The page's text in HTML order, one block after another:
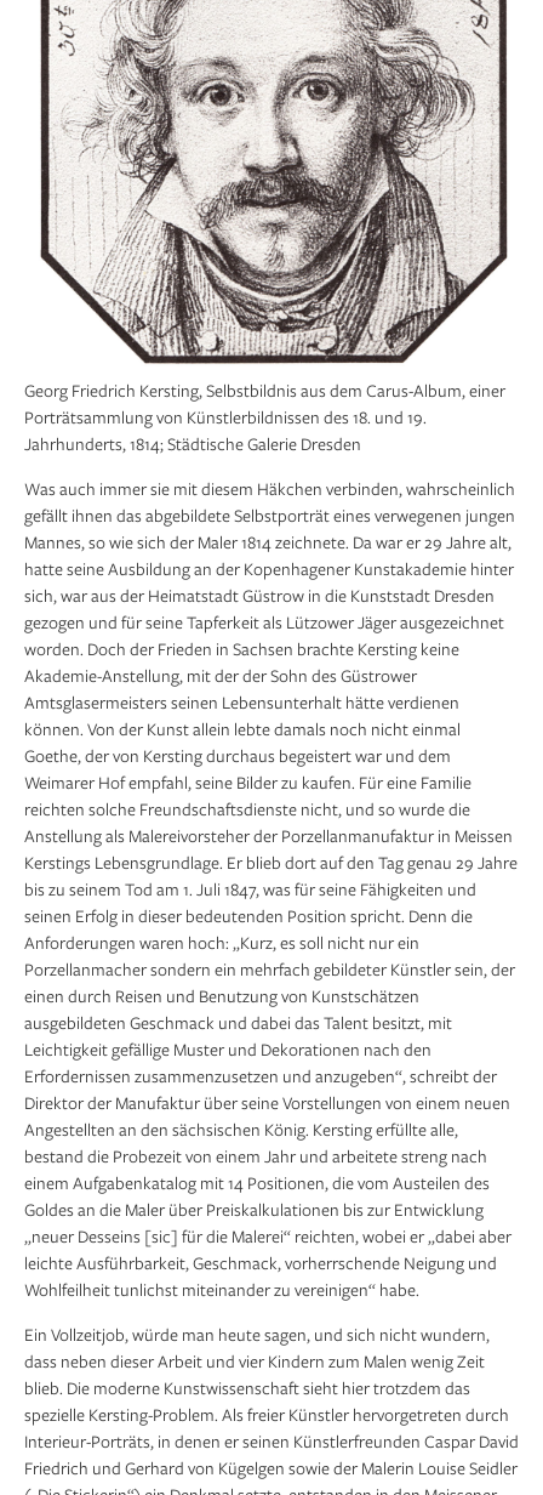
Georg Friedrich Kersting, Selbstbildnis aus dem Carus-Album, einer
Porträtsammlung von Künstlerbildnissen des 18. und 19.
Jahrhunderts, 1814; Städtische Galerie Dresden
Was auch immer sie mit diesem Häkchen verbinden, wahrscheinlich
gefällt ihnen das abgebildete Selbstporträt eines verwegenen jungen
Mannes, so wie sich der Maler 1814 zeichnete. Da war er 29 Jahre alt,
hatte seine Ausbildung an der Kopenhagener Kunstakademie hinter
sich, war aus der Heimatstadt Güstrow in die Kunststadt Dresden
gezogen und für seine Tapferkeit als Lützower Jäger ausgezeichnet
worden. Doch der Frieden in Sachsen brachte Kersting keine
Akademie-Anstellung, mit der der Sohn des Güstrower
Amtsglasermeisters seinen Lebensunterhalt hätte verdienen
können. Von der Kunst allein lebte damals noch nicht einmal
Goethe, der von Kersting durchaus begeistert war und dem
Weimarer Hof empfahl, seine Bilder zu kaufen. Für eine Familie
reichten solche Freundschaftsdienste nicht, und so wurde die
Anstellung als Malereivorsteher der Porzellanmanufaktur in Meissen
Kerstings Lebensgrundlage. Er blieb dort auf den Tag genau 29 Jahre
bis zu seinem Tod am 1. Juli 1847, was für seine Fähigkeiten und
seinen Erfolg in dieser bedeutenden Position spricht. Denn die
Anforderungen waren hoch: „Kurz, es soll nicht nur ein
Porzellanmacher sondern ein mehrfach gebildeter Künstler sein, der
einen durch Reisen und Benutzung von Kunstschätzen
ausgebildeten Geschmack und dabei das Talent besitzt, mit
Leichtigkeit gefällige Muster und Dekorationen nach den
Erfordernissen zusammenzusetzen und anzugeben“, schreibt der
Direktor der Manufaktur über seine Vorstellungen von einem neuen
Angestellten an den sächsischen König. Kersting erfüllte alle,
bestand die Probezeit von einem Jahr und arbeitete streng nach
einem Aufgabenkatalog mit 14 Positionen, die vom Austeilen des
Goldes an die Maler über Preiskalkulationen bis zur Entwicklung
„neuer Desseins [sic] für die Malerei“ reichten, wobei er „dabei aber
leichte Ausführbarkeit, Geschmack, vorherrschende Neigung und
Wohlfeilheit tunlichst miteinander zu vereinigen“ habe.
Ein Vollzeitjob, würde man heute sagen, und sich nicht wundern,
dass neben dieser Arbeit und vier Kindern zum Malen wenig Zeit
blieb. Die moderne Kunstwissenschaft sieht hier trotzdem das
spezielle Kersting-Problem. Als freier Künstler hervorgetreten durch
Interieur-Porträts, in denen er seinen Künstlerfreunden Caspar David
Friedrich und Gerhard von Kügelgen sowie der Malerin Louise Seidler